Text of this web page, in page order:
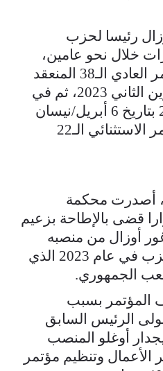
رئيسا لحزب
الجمهوري 3 مرات خلال نحو عامين،
بعد فوزه أولا في المؤتمر العادي الـ38 المنعقد
يومي 4 و5 نوفمبر/تشرين الثاني 2023، ثم في
المؤتمر الاستثنائي الـ21 بتاريخ 6 أبريل/نيسان
2025، وصولا إلى المؤتمر الاستثنائي الـ22
أصدرت محكمة
قضى بالإطاحة بزعيم
أوزال من منصبه
وذلك بإلغائها مؤتمر الحزب في عام 2023 الذي
الجمهوري.
المؤتمر بسبب
الرئيس السابق
أوغلو المنصب
الأعمال وتنظيم مؤتمر